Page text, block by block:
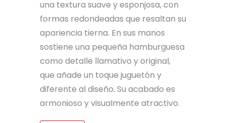
una textura suave y esponjosa, con
formas redondeadas que resaltan su
apariencia tierna. En sus manos
sostiene una pequeña hamburguesa
como detalle llamativo y original,
que añade un toque juguetón y
diferente al diseño. Su acabado es
armonioso y visualmente atractivo.